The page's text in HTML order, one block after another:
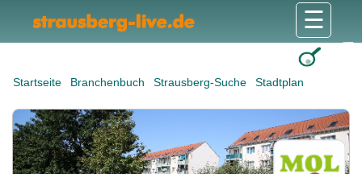
Startseite Branchenbuch Strausberg-Suche Stadtplan
☰